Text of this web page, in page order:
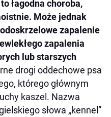
łagodna choroba,
Może jednak
zapalenie
zapalenia
lub starszych
drogi oddechowe psa
którego głównym
kaszel. Nazwa
słowa „kennel”